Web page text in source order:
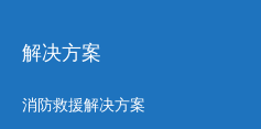
解决方案
消防救援解决方案